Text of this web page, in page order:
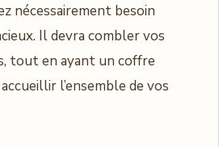
nécessairement besoin
Il devra combler vos
tout en ayant un coffre
l’ensemble de vos